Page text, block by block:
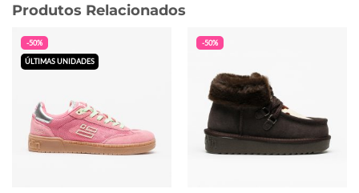
Produtos Relacionados
-50%
ÚLTIMAS UNIDADES
-50%